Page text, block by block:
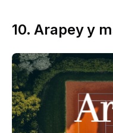
10. Arapey y